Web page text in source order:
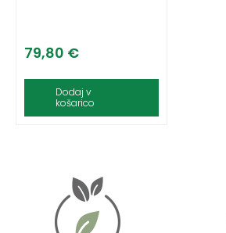
79,80 €
Dodaj v
košarico